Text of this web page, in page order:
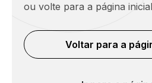
ou volte para a página
Voltar para a